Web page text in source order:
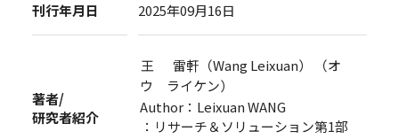
刊行年月日 2025年09月16日
著者/
研究者紹介
王 雷軒（Wang Leixuan） （オ
ウ ライケン）
Author：Leixuan WANG
：リサーチ＆ソリューション第1部